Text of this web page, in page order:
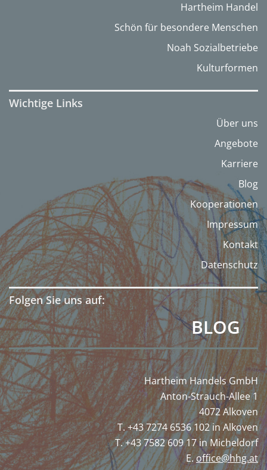
Hartheim Handel
Schön für besondere Menschen
Noah Sozialbetriebe
Kulturformen
Wichtige Links
Über uns
Angebote
Karriere
Blog
Kooperationen
Impressum
Kontakt
Datenschutz
Folgen Sie uns auf:
BLOG
Hartheim Handels GmbH
Anton-Strauch-Allee 1
4072 Alkoven
T. +43 7274 6536 102 in Alkoven
T. +43 7582 609 17 in Micheldorf
E.office@hhg.at